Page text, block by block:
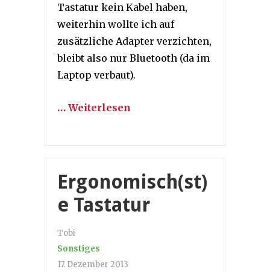
Tastatur kein Kabel haben,
weiterhin wollte ich auf
zusätzliche Adapter verzichten,
bleibt also nur Bluetooth (da im
Laptop verbaut).
… Weiterlesen
Ergonomisch(st)
e Tastatur
Tobi
Sonstiges
17. Dezember 2013